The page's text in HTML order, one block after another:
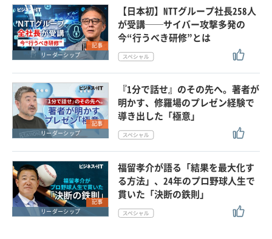
記事
リーダーシップ
【日本初】NTTグループ社長258人
が受講──サイバー攻撃多発の
今“行うべき研修”とは
記事
リーダーシップ
『1分で話せ』のその先へ。著者が
明かす、修羅場のプレゼン経験で
導き出した「極意」
記事
リーダーシップ
福留孝介が語る「結果を最大化す
る方法」、24年のプロ野球人生で
貫いた「決断の鉄則」